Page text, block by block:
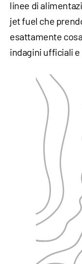
linee di
jet fuel che
esattamente
indagini ufficiali e